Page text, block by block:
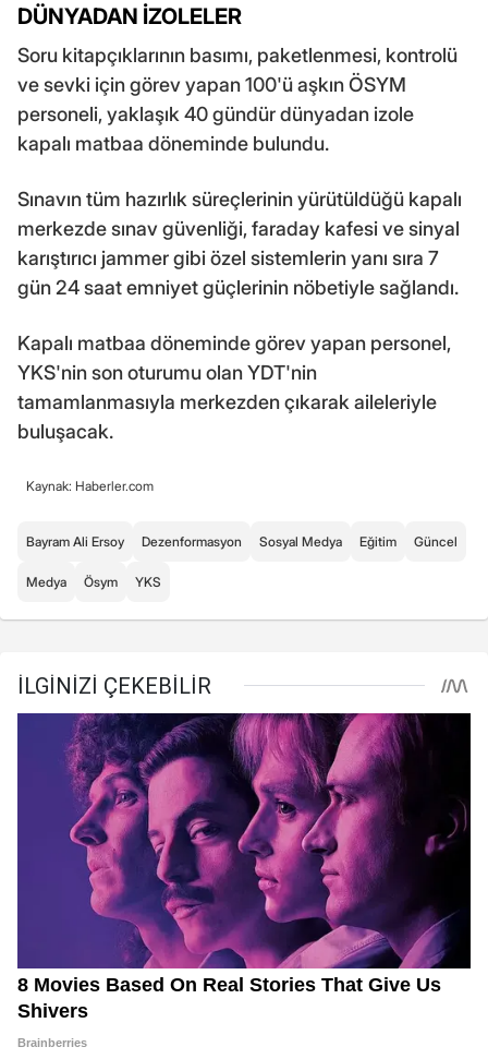
DÜNYADAN İZOLELER
Soru kitapçıklarının basımı, paketlenmesi, kontrolü
ve sevki için görev yapan 100'ü aşkın ÖSYM
personeli, yaklaşık 40 gündür dünyadan izole
kapalı matbaa döneminde bulundu.
Sınavın tüm hazırlık süreçlerinin yürütüldüğü kapalı
merkezde sınav güvenliği, faraday kafesi ve sinyal
karıştırıcı jammer gibi özel sistemlerin yanı sıra 7
gün 24 saat emniyet güçlerinin nöbetiyle sağlandı.
Kapalı matbaa döneminde görev yapan personel,
YKS'nin son oturumu olan YDT'nin
tamamlanmasıyla merkezden çıkarak aileleriyle
buluşacak.
Kaynak: Haberler.com
Bayram Ali Ersoy Dezenformasyon Sosyal Medya Eğitim Güncel
Medya Ösym YKS